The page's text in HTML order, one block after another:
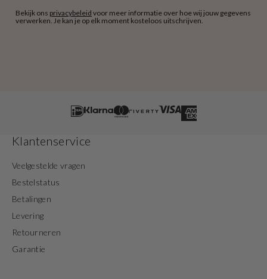
Bekijk ons privacybeleid voor meer informatie over hoe wij jouw gegevens
verwerken. Je kan je op elk moment kosteloos uitschrijven.
Klantenservice
Veelgestelde vragen
Bestelstatus
Betalingen
Levering
Retourneren
Garantie